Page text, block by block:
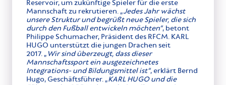
Reservoir, um zukünftige Spieler für die erste
Mannschaft zu rekrutieren. „Jedes Jahr wächst
unsere Struktur und begrüßt neue Spieler, die sich
durch den Fußball entwickeln möchten“, betont
Philippe Schumacher, Präsident des RFCM. KARL
HUGO unterstützt die jungen Drachen seit
2017. „ Wir sind überzeugt, dass dieser
Mannschaftssport ein ausgezeichnetes
Integrations- und Bildungsmittel ist“, erklärt Bernd
Hugo, Geschäftsführer. „KARL HUGO und die